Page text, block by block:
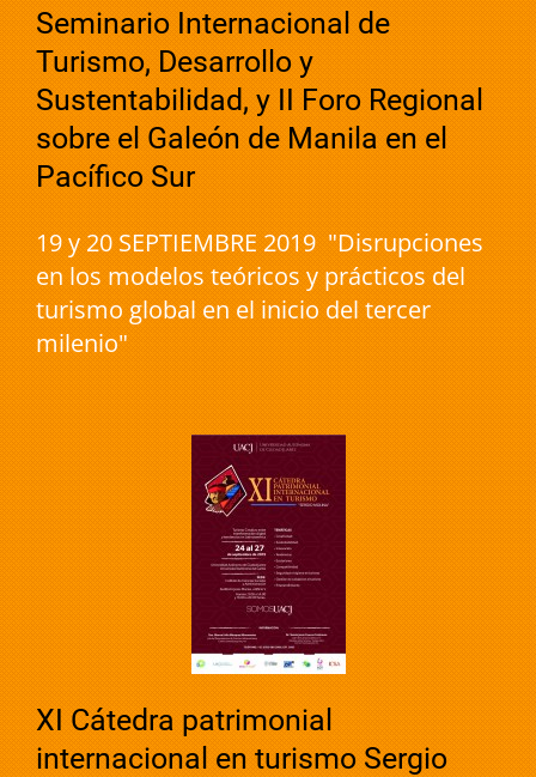
Seminario Internacional de
Turismo, Desarrollo y
Sustentabilidad, y II Foro Regional
sobre el Galeón de Manila en el
Pacífico Sur
19 y 20 SEPTIEMBRE 2019 "Disrupciones
en los modelos teóricos y prácticos del
turismo global en el inicio del tercer
milenio"
XI Cátedra patrimonial
internacional en turismo Sergio